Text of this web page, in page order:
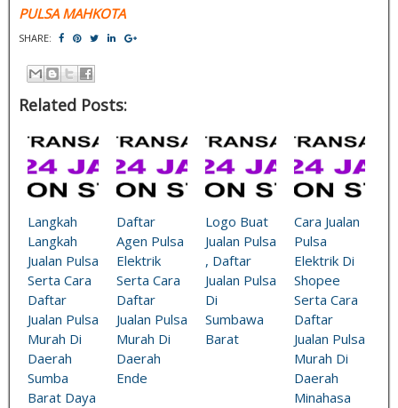
PULSA MAHKOTA
SHARE:
Related Posts:
Langkah
Langkah
Jualan Pulsa
Serta Cara
Daftar
Jualan Pulsa
Murah Di
Daerah
Sumba
Barat Daya
Daftar
Agen Pulsa
Elektrik
Serta Cara
Daftar
Jualan Pulsa
Murah Di
Daerah
Ende
Logo Buat
Jualan Pulsa
, Daftar
Jualan Pulsa
Di
Sumbawa
Barat
Cara Jualan
Pulsa
Elektrik Di
Shopee
Serta Cara
Daftar
Jualan Pulsa
Murah Di
Daerah
Minahasa